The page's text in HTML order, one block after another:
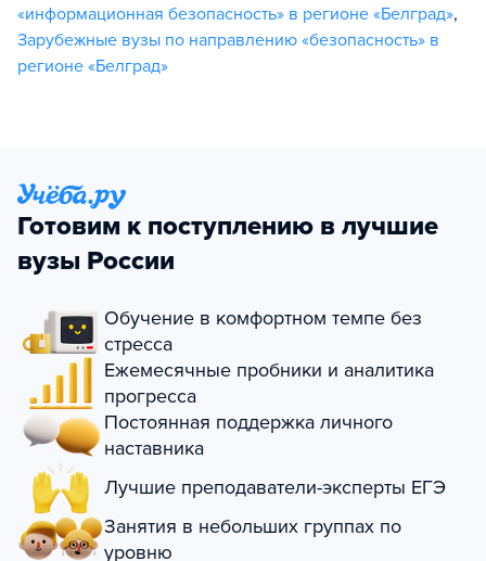
«информационная безопасность» в регионе «Белград»,
Зарубежные вузы по направлению «безопасность» в
регионе «Белград»
Готовим к поступлению в лучшие
вузы России
Обучение в комфортном темпе без
стресса
Ежемесячные пробники и аналитика
прогресса
Постоянная поддержка личного
наставника
Лучшие преподаватели-эксперты ЕГЭ
Занятия в небольших группах по
уровню